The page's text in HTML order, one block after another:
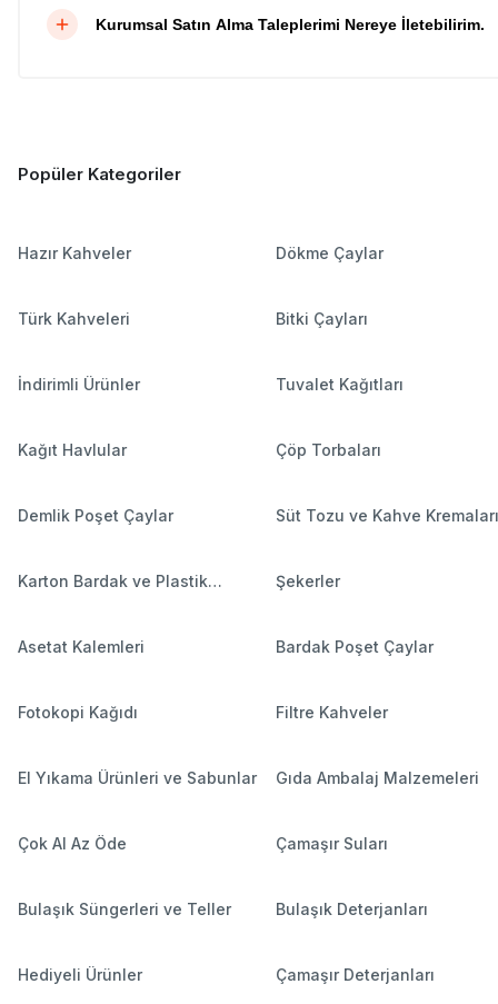
Kurumsal Satın Alma Taleplerimi Nereye İletebilirim.
Popüler Kategoriler
Hazır Kahveler Dökme Çaylar
Türk Kahveleri Bitki Çayları
İndirimli Ürünler Tuvalet Kağıtları
Kağıt Havlular Çöp Torbaları
Demlik Poşet Çaylar Süt Tozu ve Kahve Kremaları
Karton Bardak ve Plastik
Şekerler
Asetat Kalemleri Bardak Poşet Çaylar
Fotokopi Kağıdı Filtre Kahveler
El Yıkama Ürünleri ve Sabunlar Gıda Ambalaj Malzemeleri
Çok Al Az Öde Çamaşır Suları
Bulaşık Süngerleri ve Teller Bulaşık Deterjanları
Hediyeli Ürünler Çamaşır Deterjanları